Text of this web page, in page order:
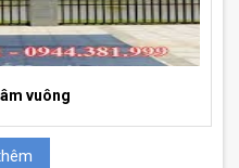
vuông